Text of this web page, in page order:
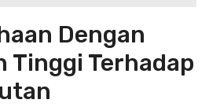
Dengan
Tinggi Terhadap